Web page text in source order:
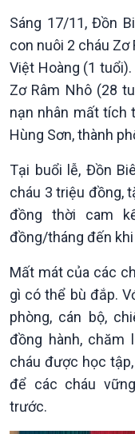
Đảng trong cuộc
Nhận diện sự thật
Pháp luật và đời sống
Kinh tế
Tin Kinh tế
Trước giờ mở cửa
Dòng chảy Kinh tế
Sức sống hàng Việt
Sáng 17/11, Đồn
con nuôi 2 cháu Zơ
Việt Hoàng (1
Zơ Râm Nhô (28
nạn nhân mất tích
Hùng Sơn, thành
Tại buổi lễ, Đồn
cháu 3 triệu đồng,
đồng thời cam
đồng/tháng đến
Mất mát của các
gì có thể bù đắp.
phòng, cán bộ,
đồng hành, chăm
cháu được học
để các cháu
trước.